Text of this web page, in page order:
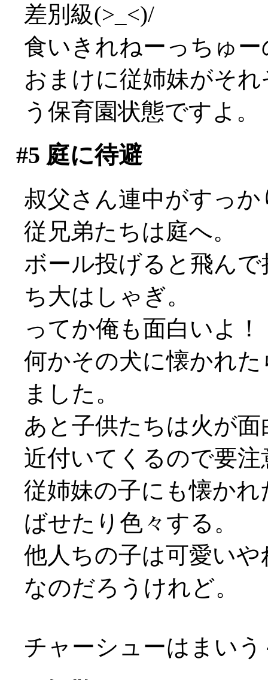
差別級(>_<)/
食いきれねーっちゅー
おまけに従姉妹がそ
う保育園状態ですよ。
#5 庭に待避
叔父さん連中がすっ
従兄弟たちは庭へ。
ボール投げると飛ん
ち大はしゃぎ。
ってか俺も面白いよ！
何かその犬に懐かれ
ました。
あと子供たちは火が
近付いてくるので要注
従姉妹の子にも懐か
ばせたり色々する。
他人ちの子は可愛い
なのだろうけれど。
チャーシューはまい